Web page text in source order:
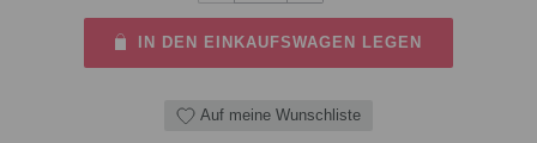
IN DEN EINKAUFSWAGEN LEGEN
Auf meine Wunschliste